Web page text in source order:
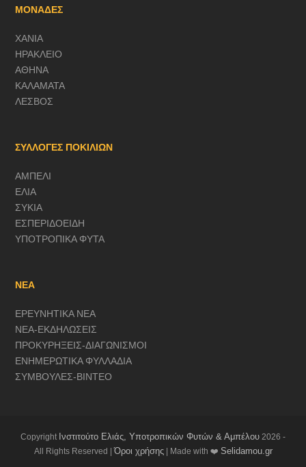
ΜΟΝΑΔΕΣ
ΧΑΝΙΑ
ΗΡΑΚΛΕΙΟ
ΑΘΗΝΑ
ΚΑΛΑΜΑΤΑ
ΛΕΣΒΟΣ
ΣΥΛΛΟΓΕΣ ΠΟΚΙΛΙΩΝ
ΑΜΠΕΛΙ
ΕΛΙΑ
ΣΥΚΙΑ
ΕΣΠΕΡΙΔΟΕΙΔΗ
ΥΠΟΤΡΟΠΙΚΑ ΦΥΤΑ
ΝΕΑ
ΕΡΕΥΝΗΤΙΚΑ ΝΕΑ
ΝΕΑ-ΕΚΔΗΛΩΣΕΙΣ
ΠΡΟΚΥΡΗΞΕΙΣ-ΔΙΑΓΩΝΙΣΜΟΙ
ΕΝΗΜΕΡΩΤΙΚΑ ΦΥΛΛΑΔΙΑ
ΣΥΜΒΟΥΛΕΣ-ΒΙΝΤΕΟ
Copyright Ινστιτούτο Ελιάς, Υποτροπικών Φυτών & Αμπέλου 2026 -
All Rights Reserved |Όροι χρήσης| Made with ❤️ Selidamou.gr